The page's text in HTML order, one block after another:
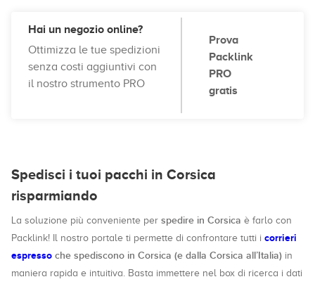
Hai un negozio online?
Ottimizza le tue spedizioni
senza costi aggiuntivi con
il nostro strumento PRO
Prova
Packlink
PRO
gratis
Spedisci i tuoi pacchi in Corsica
risparmiando
La soluzione più conveniente per spedire in Corsica è farlo con
Packlink! Il nostro portale ti permette di confrontare tutti i corrieri
espresso che spediscono in Corsica (e dalla Corsica all’Italia) in
maniera rapida e intuitiva. Basta immettere nel box di ricerca i dati